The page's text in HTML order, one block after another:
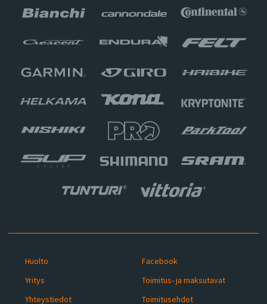
Huolto
Yritys
Yhteystiedot
Facebook
Toimitus- ja maksutavat
Toimitusehdot